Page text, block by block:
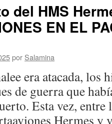
del HMS
EN EL
por Salamina
era atacada, los
de guerra que
Esta vez, entre
Hermes y